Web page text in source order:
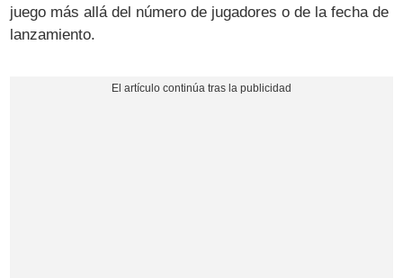
juego más allá del número de jugadores o de la fecha de
lanzamiento.